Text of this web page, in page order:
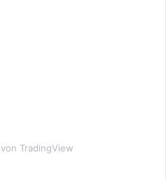
von TradingView